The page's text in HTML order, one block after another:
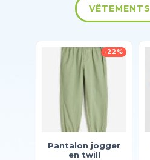
VÊTEMENTS
-22%
Pantalon jogger
en twill